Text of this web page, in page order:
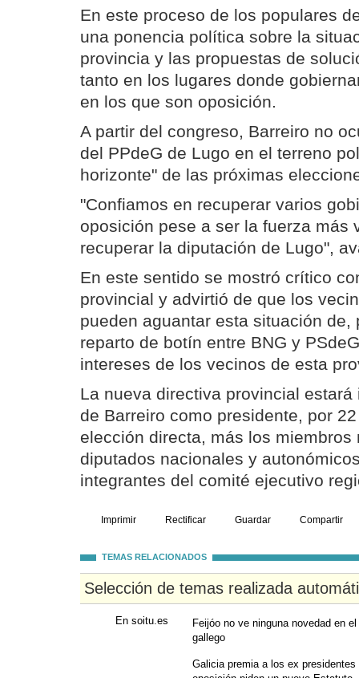
En este proceso de los populares
una ponencia política sobre la
provincia y las propuestas de
tanto en los lugares donde
en los que son oposición.
A partir del congreso, Barreiro no
del PPdeG de Lugo en el terreno
horizonte" de las próximas
"Confiamos en recuperar varios
oposición pese a ser la fuerza más
recuperar la diputación de Lugo",
En este sentido se mostró crítico
provincial y advirtió de que los
pueden aguantar esta situación de,
reparto de botín entre BNG y
intereses de los vecinos de esta
La nueva directiva provincial
de Barreiro como presidente, por
elección directa, más los miembros
diputados nacionales y
integrantes del comité ejecutivo
Imprimir Rectificar Guardar Compartir
TEMAS RELACIONADOS
Selección de temas realizada
En soitu.es
Feijóo no ve ninguna novedad en
gallego
Galicia premia a los ex